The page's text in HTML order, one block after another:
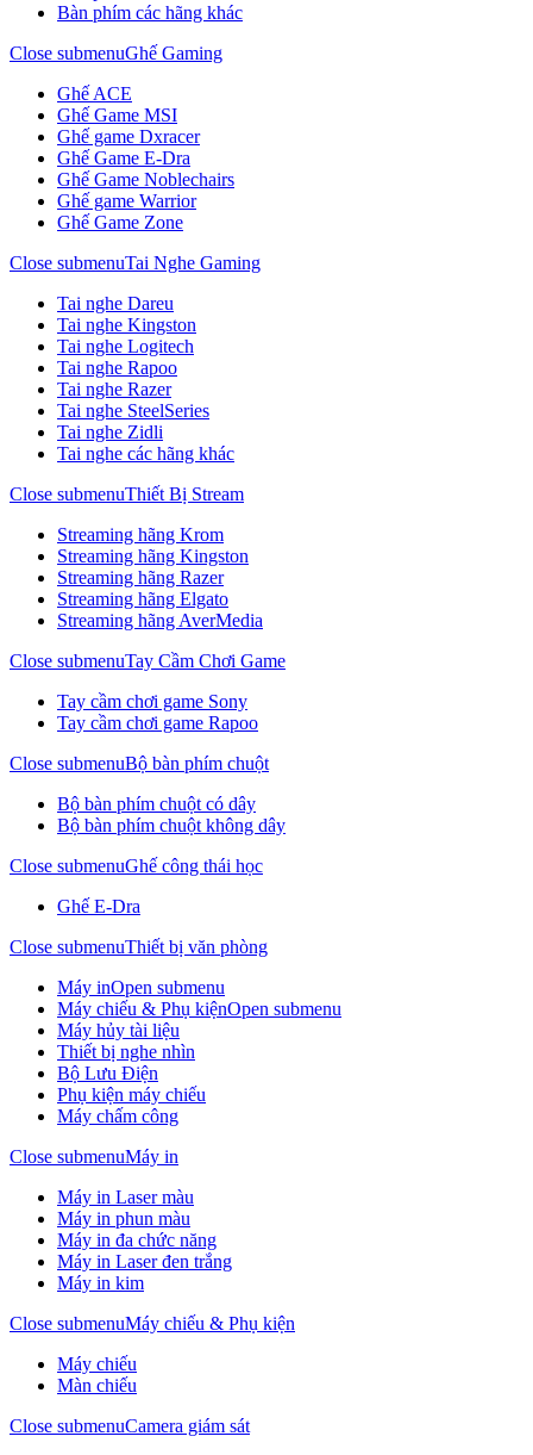
Bàn phím các hãng khác
Close submenuGhế Gaming
Ghế ACE
Ghế Game MSI
Ghế game Dxracer
Ghế Game E-Dra
Ghế Game Noblechairs
Ghế game Warrior
Ghế Game Zone
Close submenuTai Nghe Gaming
Tai nghe Dareu
Tai nghe Kingston
Tai nghe Logitech
Tai nghe Rapoo
Tai nghe Razer
Tai nghe SteelSeries
Tai nghe Zidli
Tai nghe các hãng khác
Close submenuThiết Bị Stream
Streaming hãng Krom
Streaming hãng Kingston
Streaming hãng Razer
Streaming hãng Elgato
Streaming hãng AverMedia
Close submenuTay Cầm Chơi Game
Tay cầm chơi game Sony
Tay cầm chơi game Rapoo
Close submenuBộ bàn phím chuột
Bộ bàn phím chuột có dây
Bộ bàn phím chuột không dây
Close submenuGhế công thái học
Ghế E-Dra
Close submenuThiết bị văn phòng
Máy inOpen submenu
Máy chiếu & Phụ kiệnOpen submenu
Máy hủy tài liệu
Thiết bị nghe nhìn
Bộ Lưu Điện
Phụ kiện máy chiếu
Máy chấm công
Close submenuMáy in
Máy in Laser màu
Máy in phun màu
Máy in đa chức năng
Máy in Laser đen trắng
Máy in kim
Close submenuMáy chiếu & Phụ kiện
Máy chiếu
Màn chiếu
Close submenuCamera giám sát